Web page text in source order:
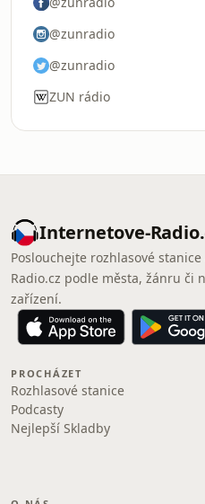
@zunradio
@zunradio
ZUN rádio
Internetove-
Poslouchejte rozhlasové
Radio.cz podle města, žánru či
zařízení.
PROCHÁZET
Rozhlasové stanice
Podcasty
Nejlepší Skladby